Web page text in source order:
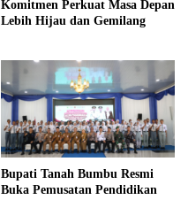
Komitmen Perkuat Masa Depan
Lebih Hijau dan Gemilang
Bupati Tanah Bumbu Resmi
Buka Pemusatan Pendidikan